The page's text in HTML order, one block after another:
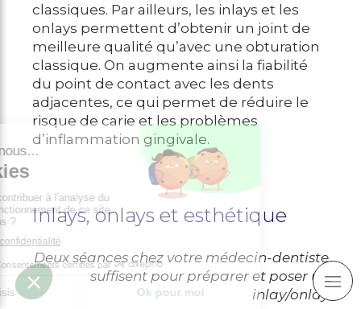
classiques. Par ailleurs, les inlays et les
onlays permettent d’obtenir un joint de
meilleure qualité qu’avec une obturation
classique. On augmente ainsi la fiabilité
du point de contact avec les dents
adjacentes, ce qui permet de réduire le
risque de carie et les problèmes
d’inflammation gingivale.
Inlays, onlays et esthétique
Deux séances chez votre médecin-dentiste
suffisent pour préparer et poser un
inlay/onlay